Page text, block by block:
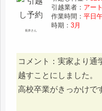
長井さん
引越業者： アー
作業時間：平日
時期：3月
コメント：実家より通
越すことにしました。
高校卒業がきっかけで